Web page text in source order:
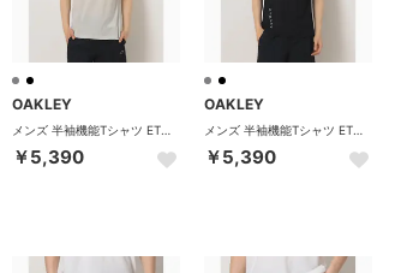
OAKLEY
￥5,390
OAKLEY
￥5,390